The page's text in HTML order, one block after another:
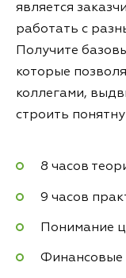
является
работать с
Получите
которые
коллегами,
строить
8 часов
9 часов
Понимание
Финансовые